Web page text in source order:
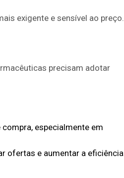
exigente e sensível ao preço.
precisam adotar
especialmente em
ofertas e aumentar a eficiência